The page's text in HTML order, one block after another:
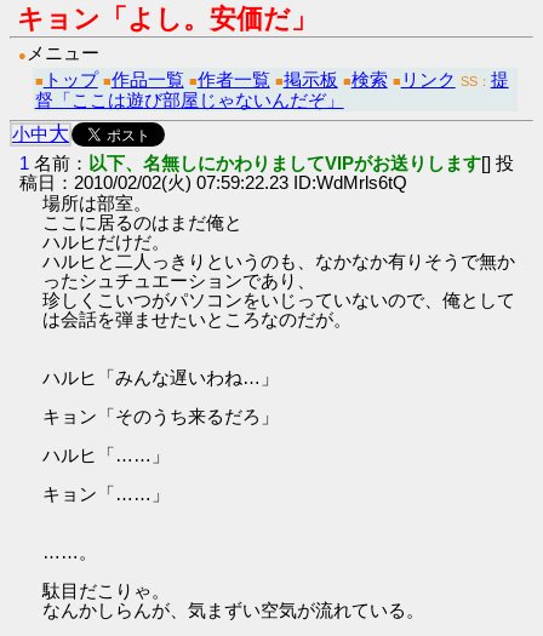
キョン「よし。安価だ」
● メニュー
■ トップ ■作品一覧 ■作者一覧 ■掲示板 ■検索 ■ リンク SS： 提
督「ここは遊び部屋じゃないんだぞ」
小中大
1 名前： 以下、名無しにかわりましてVIPがお送りします[] 投
稿日：2010/02/02(火) 07:59:22.23 ID:WdMrls6tQ
場所は部室。
ここに居るのはまだ俺と
ハルヒだけだ。
ハルヒと二人っきりというのも、なかなか有りそうで無か
ったシュチュエーションであり、
珍しくこいつがパソコンをいじっていないので、俺として
は会話を弾ませたいところなのだが。
ハルヒ「みんな遅いわね…」
キョン「そのうち来るだろ」
ハルヒ「……」
キョン「……」
……。
駄目だこりゃ。
なんかしらんが、気まずい空気が流れている。